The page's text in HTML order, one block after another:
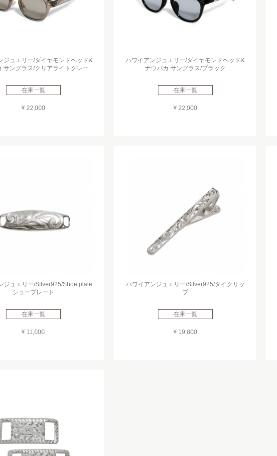
ジュエリー/ダイヤモンドヘッド&
サングラス/クリアライトグレー
在庫一覧
¥ 22,000
ハワイアンジュエリー/ダイヤモンドヘッド&
ナウパカ サングラス/ブラック
在庫一覧
¥ 22,000
ジュエリー/Silver925/Shoe plate
シュープレート
在庫一覧
¥ 11,000
ハワイアンジュエリー/Silver925/タイクリッ
プ
在庫一覧
¥ 19,800